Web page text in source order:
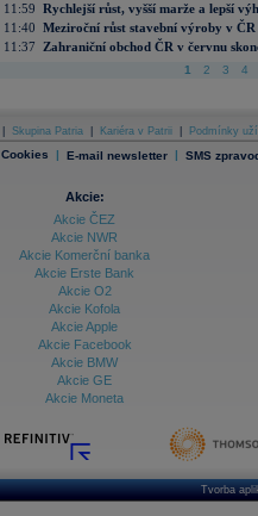
11:59 Rychlejší růst, vyšší marže a lepší
11:40 Meziroční růst stavební výroby v
11:37
Zahraniční obchod ČR v červnu
1 2 3 4
Skupina Patria Kariéra v Patrii Podmínky
Cookies | E-mail newsletter | SMS
Akcie:
Akcie ČEZ
Akcie NWR
Akcie Komerční banka
Akcie Erste Bank
Akcie O2
Akcie Kofola
Akcie Apple
Akcie Facebook
Akcie BMW
Akcie GE
Akcie Moneta
Tvorba